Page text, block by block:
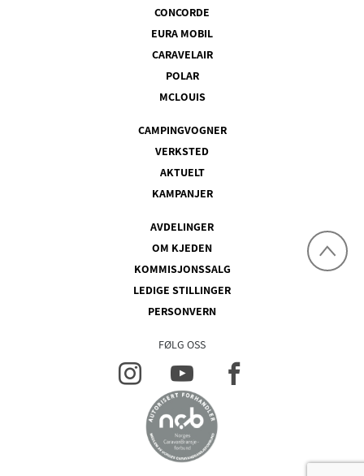
CONCORDE
EURA MOBIL
CARAVELAIR
POLAR
MCLOUIS
CAMPINGVOGNER
VERKSTED
AKTUELT
KAMPANJER
AVDELINGER
OM KJEDEN
KOMMISJONSSALG
LEDIGE STILLINGER
PERSONVERN
FØLG OSS